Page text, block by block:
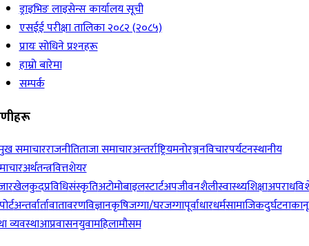
ड्राइभिङ लाइसेन्स कार्यालय सूची
एसईई परीक्षा तालिका २०८२ (२०८५)
प्रायः सोधिने प्रश्‍नहरू
हाम्रो बारेमा
सम्पर्क
समाचारराजनीतिताजा समाचारअन्तर्राष्ट्रियमनोरञ्जनविचारपर्यटनस्थानीय
अर्थतन्त्रवित्तशेयर
खेलकुदप्रविधिसंस्कृतिअटोमोबाइलस्टार्टअपजीवनशैलीस्वास्थ्यशिक्षाअपराध
अन्तर्वार्तावातावरणविज्ञानकृषिजग्गा/घरजग्गापूर्वाधारधर्मसामाजिकदुर्घटना
व्यवस्थाआप्रवासनयुवामहिलामौसम